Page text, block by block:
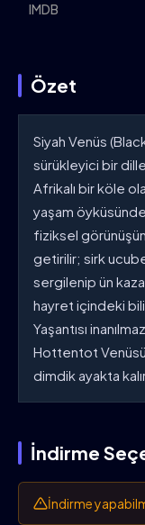
IMDB
Özet
Siyah Venüs
sürükleyici bir
Afrikalı bir köle
yaşam
fiziksel
getirilir; sirk
sergilenip ün
hayret içindeki
Yaşantısı
Hottentot
dimdik ayakta
İndirme
İndirme